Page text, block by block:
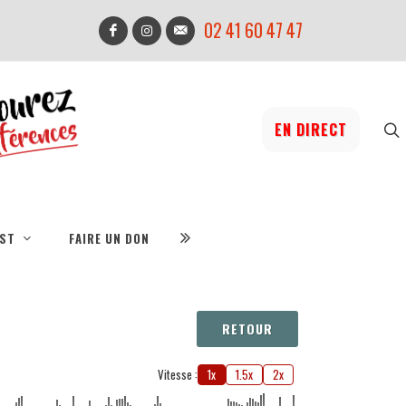
02 41 60 47 47
EN DIRECT
FAIRE UN DON
RETOUR
Vitesse : 1x 1.5x 2x